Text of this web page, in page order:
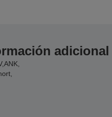
adicional